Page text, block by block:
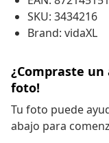
SKU: 3434216
Brand: vidaXL
¿Compraste un
foto!
Tu foto puede
abajo para